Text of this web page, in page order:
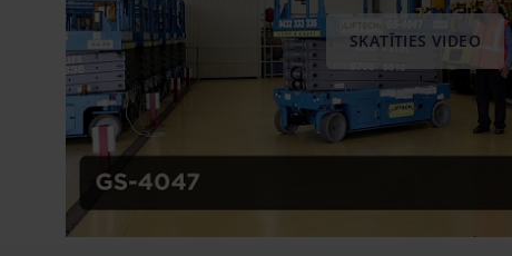
SKATĪTIES VIDEO